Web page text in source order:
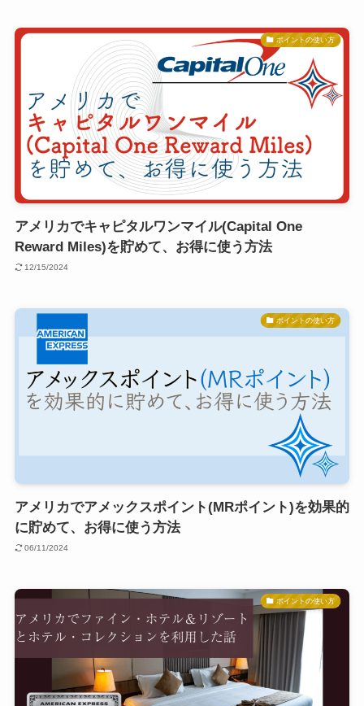
ポイントの使い方
アメリカでキャピタルワンマイル(Capital One
Reward Miles)を貯めて、お得に使う方法
12/15/2024
ポイントの使い方
アメリカでアメックスポイント(MRポイント)を効果的
に貯めて、お得に使う方法
06/11/2024
ポイントの使い方